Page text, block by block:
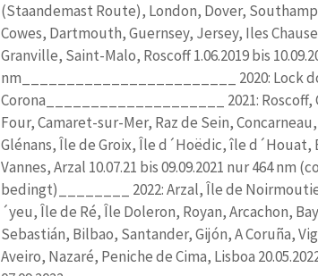
(Staandemast Route), London, Dover,
Cowes, Dartmouth, Guernsey, Jersey, Iles
Granville, Saint-Malo, Roscoff 1.06.2019 bis
nm________________________ 2020: Lock
Corona____________________ 2021: Roscoff,
Four, Camaret-sur-Mer, Raz de Sein,
Glénans, Île de Groix, Île d´Hoëdic, île
Vannes, Arzal 10.07.21 bis 09.09.2021 nur 464 nm
bedingt)________ 2022: Arzal, Île de
´yeu, Île de Ré, Île Doleron, Royan, Arcachon,
Sebastián, Bilbao, Santander, Gijón, A Coruña,
Aveiro, Nazaré, Peniche de Cima, Lisboa